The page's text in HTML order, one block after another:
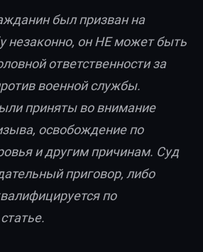
был призван на
незаконно, он НЕ может быть
ответственности за
военной службы.
приняты во внимание
освобождение по
и другим причинам. Суд
приговор, либо
по